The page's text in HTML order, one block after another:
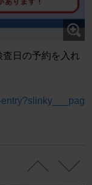
日の予約を入れ